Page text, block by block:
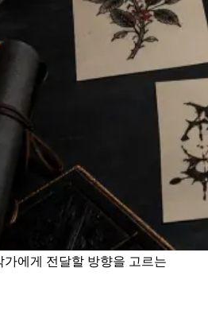
가에게 전달할 방향을 고르는